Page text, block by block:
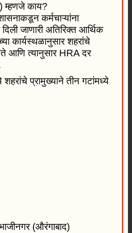
म्हणजे काय?
कर्मचाऱ्यांना
दिली जाणारी अतिरिक्त आर्थिक
कार्यस्थळानुसार शहरांचे
आणि त्यानुसार HRA दर
शहरांचे प्रामुख्याने तीन गटांमध्ये
(औरंगाबाद)